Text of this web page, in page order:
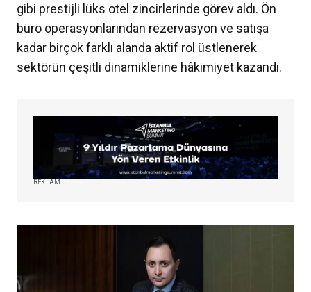
gibi prestijli lüks otel zincirlerinde görev aldı. Ön
büro operasyonlarından rezervasyon ve satışa
kadar birçok farklı alanda aktif rol üstlenerek
sektörün çeşitli dinamiklerine hâkimiyet kazandı.
REKLAM